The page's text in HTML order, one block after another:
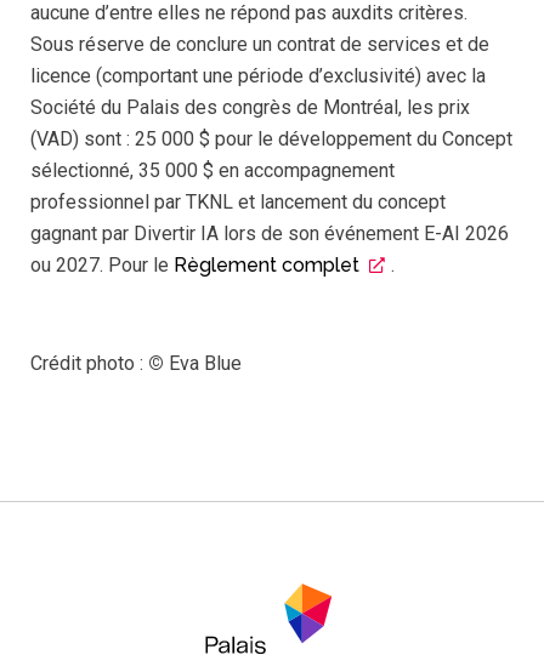
aucune d’entre elles ne répond pas auxdits critères.
Sous réserve de conclure un contrat de services et de
licence (comportant une période d’exclusivité) avec la
Société du Palais des congrès de Montréal, les prix
(VAD) sont : 25 000 $ pour le développement du Concept
sélectionné, 35 000 $ en accompagnement
professionnel par TKNL et lancement du concept
gagnant par Divertir IA lors de son événement E-AI 2026
ou 2027. Pour le Règlement complet .
Crédit photo : © Eva Blue